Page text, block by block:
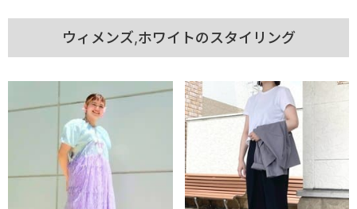
ウィメンズ,ホワイトのスタイリング